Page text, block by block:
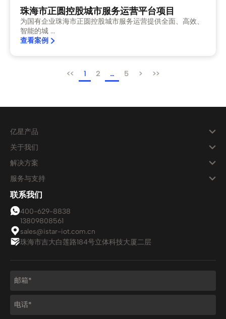
珠海市正圆控股城市服务运营平台项目
为国有企业珠海市正圆控股城市服务运营提供全面、高效、
智能的城 ...
查看案例
<< 1 2 … 5 > >>
亿星产品
关于我们
解决方案
服务与支持
联系我们
400-629-8838
13809808561
sales@istar-iot.com.cn
珠海市吉大白莲路184号立体科技大厦二层